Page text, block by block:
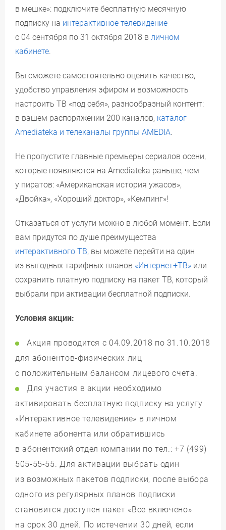
в мешке»: подключите бесплатную месячную
подписку на интерактивное телевидение
с 04 сентября по 31 октября 2018 в личном
кабинете.
Вы сможете самостоятельно оценить качество,
удобство управления эфиром и возможность
настроить ТВ «под себя», разнообразный контент:
в вашем распоряжении 200 каналов, каталог
Amediateka и телеканалы группы AMEDIA.
Не пропустите главные премьеры сериалов осени,
которые появляются на Amediateka раньше, чем
у пиратов: «Американская история ужасов»,
«Двойка», «Хороший доктор», «Кемпинг»!
Отказаться от услуги можно в любой момент. Если
вам придутся по душе преимущества
интерактивного ТВ, вы можете перейти на один
из выгодных тарифных планов «Интернет+ТВ» или
сохранить платную подписку на пакет ТВ, который
выбрали при активации бесплатной подписки.
Условия акции:
Акция проводится с 04.09.2018 по 31.10.2018
для абонентов-физических лиц
с положительным балансом лицевого счета.
Для участия в акции необходимо
активировать бесплатную подписку на услугу
«Интерактивное телевидение» в личном
кабинете абонента или обратившись
в абонентский отдел компании по тел.: +7 (499)
505-55-55. Для активации выбрать один
из возможных пакетов подписки, после выбора
одного из регулярных планов подписки
становится доступен пакет «Все включено»
на срок 30 дней. По истечении 30 дней, если